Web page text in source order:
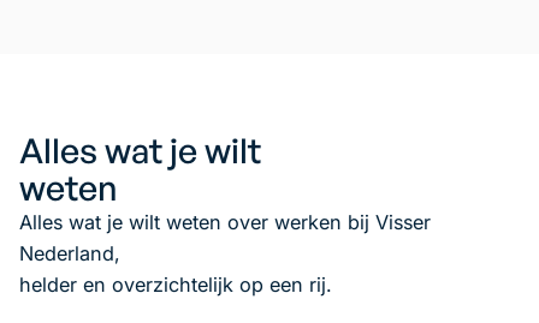
Alles wat je wilt
weten
Alles wat je wilt weten over werken bij Visser
Nederland,
helder en overzichtelijk op een rij.